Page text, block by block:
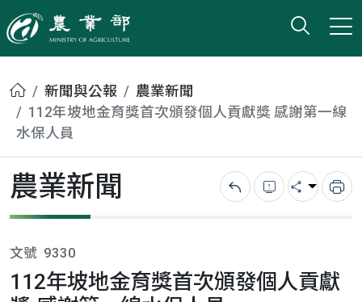
農業部
打開
小版
首頁新聞與公報
農業新聞
112年坡地金育獎首次頒發個人貢獻獎 感謝第一線
水保人員
農業新聞 回上一頁錯誤回報
分享 列
文號 9330
112年坡地金育獎首次頒發個人貢獻